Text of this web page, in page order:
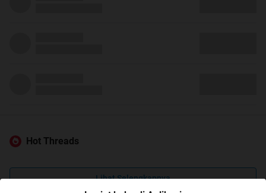
Hot Threads
Lihat Selengkapnya